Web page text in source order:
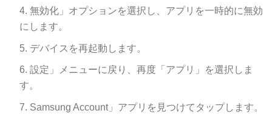
無効化」オプションを選択し、アプリを一時的に無効
にします。
デバイスを再起動します。
設定」メニューに戻り、再度「アプリ」を選択しま
す。
Samsung Account」アプリを見つけてタップします。